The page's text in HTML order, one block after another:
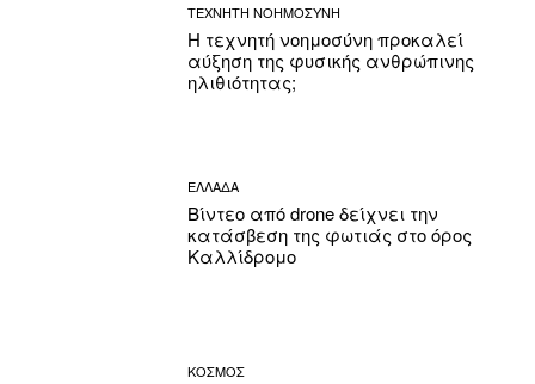
ΤΕΧΝΗΤΗ ΝΟΗΜΟΣΥΝΗ
Η τεχνητή νοημοσύνη προκαλεί
αύξηση της φυσικής ανθρώπινης
ηλιθιότητας;
ΕΛΛΑΔΑ
Βίντεο από drone δείχνει την
κατάσβεση της φωτιάς στο όρος
Καλλίδρομο
ΚΟΣΜΟΣ